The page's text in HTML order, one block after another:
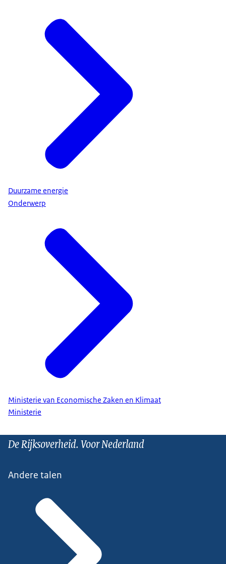
Duurzame energie
Onderwerp
Ministerie van Economische Zaken en Klimaat
Ministerie
De Rijksoverheid. Voor Nederland
Andere talen